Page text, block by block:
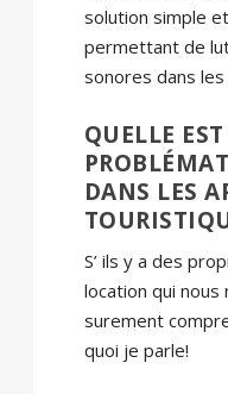
solution simple
permettant de
sonores dans
QUELLE
DANS LES
S’ ils y a des
location qui
surement
quoi je parle!